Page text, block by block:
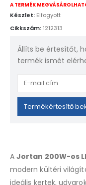
A TERMÉK
Készlet: Elfogyott
Cikkszám: 1212313
Állíts be értesítőt,
termék ismét
Enter
email
address
waitlist
for
Termékértesítő
AJortan 200W-os
modern kültéri
ideális kertek,